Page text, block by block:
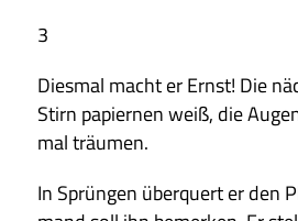
3
Dies­mal macht er Ernst! Die
Stirn papier­nen weiß, die
mal träumen.
In Sprün­gen über­quert er den